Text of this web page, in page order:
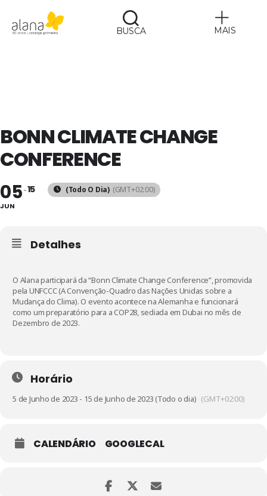
BUSCA MAIS
BONN CLIMATE CHANGE
CONFERENCE
05
JUN
15 (Todo O Dia) (GMT+02:00)
Detalhes
O Alana participará da “Bonn Climate Change Conference”, promovida
pela UNFCCC (A Convenção-Quadro das Nações Unidas sobre a
Mudança do Clima). O evento acontece na Alemanha e funcionará
como um preparatório para a COP28, sediada em Dubai no mês de
Dezembro de 2023.
Horário
5 de Junho de 2023 - 15 de Junho de 2023 (Todo o dia) (GMT+02:00)
CALENDÁRIO GOOGLECAL